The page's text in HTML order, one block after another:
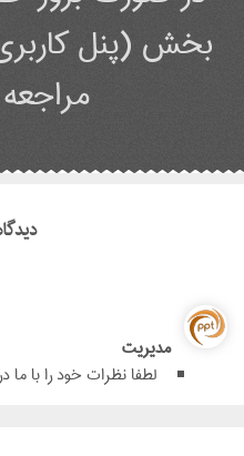
بخش (پنل
مدیریت
لطفا نظرات خود را با ما